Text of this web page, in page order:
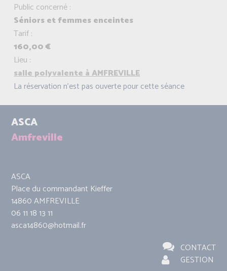
Public concerné :
Séniors et femmes enceintes
Tarif :
160,00 €
Lieu :
salle polyvalente à AMFREVILLE
La réservation n'est pas ouverte pour cette séance
ASCA
Amfreville
ASCA
Place du commandant Kieffer
14860 AMFREVILLE
06 11 18 13 11
asca14860@hotmail.fr
CONTACT
GESTION